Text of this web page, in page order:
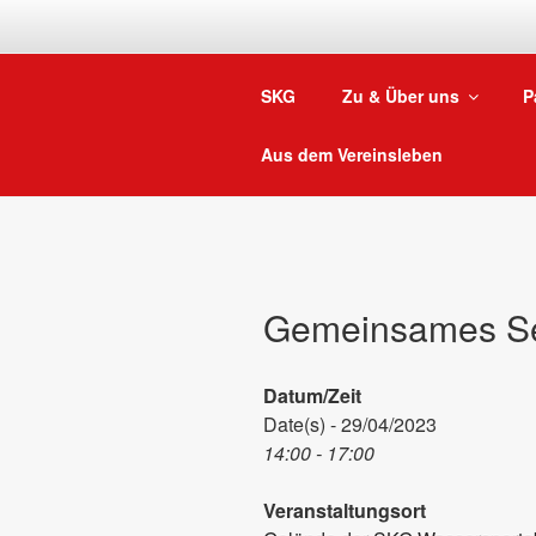
SKG Zu & Über uns
Aus dem Vereinsleben
Gemeinsames
Datum/Zeit
Date(s) - 29/04/2023
14:00 - 17:00
Veranstaltungsort